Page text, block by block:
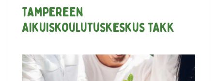
Tampereen
Aikuiskoulutuskeskus TAKK